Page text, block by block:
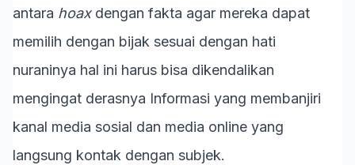
antara hoaxdengan fakta agar mereka dapat
memilih dengan bijak sesuai dengan hati
nuraninya hal ini harus bisa dikendalikan
mengingat derasnya Informasi yang membanjiri
kanal media sosial dan media online yang
langsung kontak dengan subjek.